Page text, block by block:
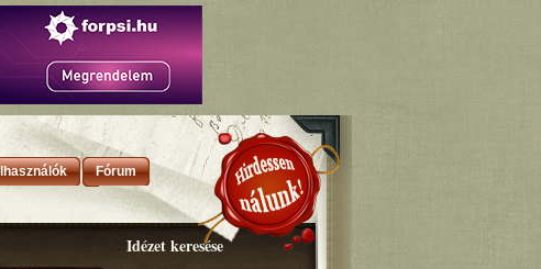
Fórum
Idézet keresése